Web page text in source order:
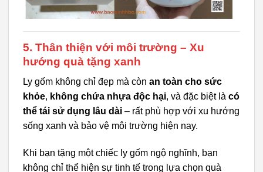
5. Thân thiện với môi trường – Xu
hướng quà tặng xanh
Ly gốm không chỉ đẹp mà còn an toàn cho sức
khỏe, không chứa nhựa độc hại, và đặc biệt là có
thể tái sử dụng lâu dài – rất phù hợp với xu hướng
sống xanh và bảo vệ môi trường hiện nay.
Khi bạn tặng một chiếc ly gốm ngộ nghĩnh, bạn
không chỉ thể hiện sự tinh tế trong lựa chọn quà